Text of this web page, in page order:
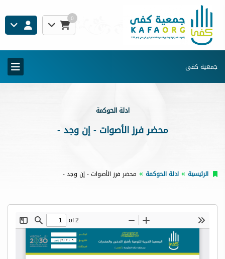
0
جمعية كفى
ادلة الحوكمة
محضر فرز الأصوات - إن وجد -
الرئيسية ادلة الحوكمة محضر فرز الأصوات - إن وجد -